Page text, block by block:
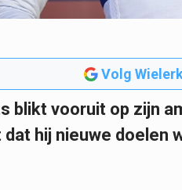
Volg
blikt vooruit op zijn
dat hij nieuwe doelen